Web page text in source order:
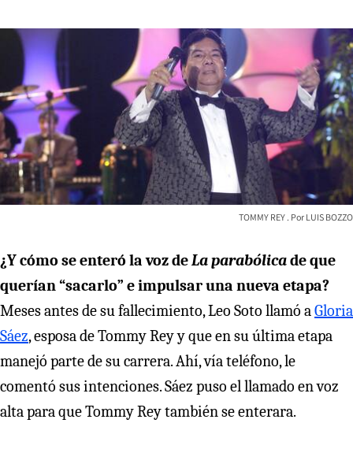
TOMMY REY LUIS BOZZO
¿Y cómo se enteró la voz de La parabólicade que
querían “sacarlo” e impulsar una nueva etapa?
Meses antes de su fallecimiento, Leo Soto llamó a Gloria
Sáez, esposa de Tommy Rey y que en su última etapa
manejó parte de su carrera. Ahí, vía teléfono, le
comentó sus intenciones. Sáez puso el llamado en voz
alta para que Tommy Rey también se enterara.